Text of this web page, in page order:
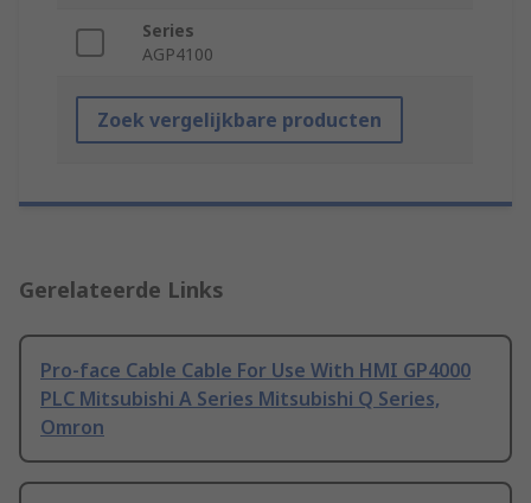
Series
AGP4100
Zoek vergelijkbare producten
Gerelateerde Links
Pro-face Cable Cable For Use With HMI GP4000
PLC Mitsubishi A Series Mitsubishi Q Series,
Omron